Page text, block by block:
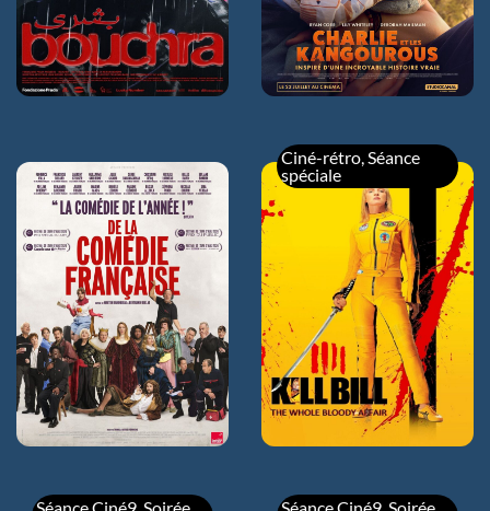
ven 07/08
16h00
dim 09/08
14h00
DE LA COMEDIE-
FRANCAISE
mer 05/08
18h30
jeu 06/08
18h45
ven 07/08
21h00
sam 08/08
16h00
Ciné-rétro,Séance
spéciale
KILL BILL : THE
WHOLE BLOODY
AFFAIR
dim 09/08
16h00 VOSTFR